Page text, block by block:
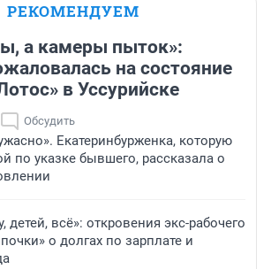
РЕКОМЕНДУЕМ
а камеры пыток»:
на состояние
в Уссурийске
Обсудить
Екатеринбурженка, которую
по указке бывшего, рассказала о
детей, всё»: откровения экс-рабочего
о долгах по зарплате и